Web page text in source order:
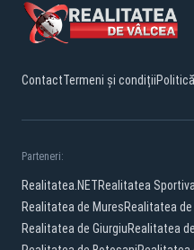
ContactTermeni și condiții
Parteneri:
Realitatea.NETRealitatea Sportiva
Realitatea de MuresRealitatea
Realitatea de GiurgiuRealitatea